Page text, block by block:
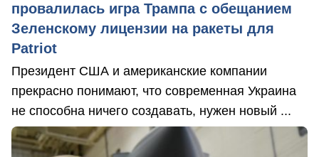
провалилась игра Трампа с обещанием
Зеленскому лицензии на ракеты для
Patriot
Президент США и американские компании
прекрасно понимают, что современная Украина
не способна ничего создавать, нужен новый ...